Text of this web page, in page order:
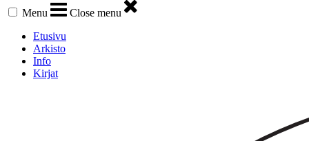
Menu
Close menu
Etusivu
Arkisto
Info
Kirjat